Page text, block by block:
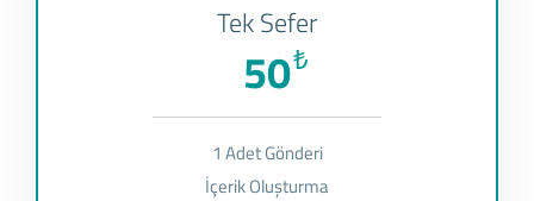
Tek Sefer
₺
50
1 Adet Gönderi
İçerik Oluşturma